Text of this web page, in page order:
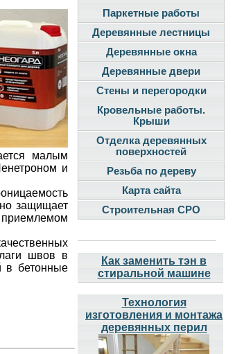
малым
и
защищает
швов в
в бетонные
Паркетные работы
Деревянные лестницы
Деревянные окна
Деревянные двери
Стены и перегородки
Кровельные работы.
Крыши
Отделка деревянных
поверхностей
Резьба по дереву
Карта сайта
Строительная СРО
Как заменить тэн в
стиральной машине
Технология
изготовления и монтажа
деревянных перил